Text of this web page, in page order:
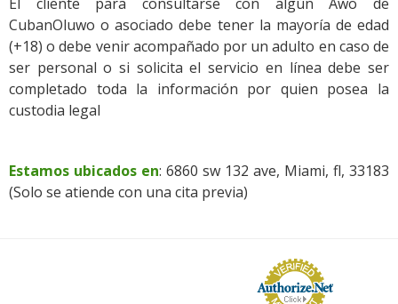
CubanOluwo o asociado debe tener la mayoría de edad
(+18) o debe venir acompañado por un adulto en caso de
ser personal o si solicita el servicio en línea debe ser
completado toda la información por quien posea la
custodia legal
Estamos ubicados en: 6860 sw 132 ave, Miami, fl, 33183
(Solo se atiende con una cita previa)